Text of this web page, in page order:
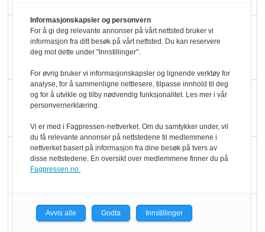
Marit Kolby vant
Økologisk Norge sin
hederspris
Blir enklere å velge
økologisk i butikkhylla
Kolonihagen sliter
Rapport: Økokundene
er klare! Er markedet
Informasjonskapsler og personvern
For å gi deg relevante annonser på vårt nettsted bruker vi
informasjon fra ditt besøk på vårt nettsted. Du kan reservere
deg mot dette under "Innstillinger".
For øvrig bruker vi informasjonskapsler og lignende verktøy for
analyse, for å sammenligne nettlesere, tilpasse innhold til deg
og for å utvikle og tilby nødvendig funksjonalitet. Les mer i vår
personvernerklæring.
Vi er med i Fagpressen-nettverket. Om du samtykker under, vil
du få relevante annonser på nettstedene til medlemmene i
nettverket basert på informasjon fra dine besøk på tvers av
disse nettstedene. En oversikt over medlemmene finner du på
Fagpressen.no.
Avvis alle Godta Innstillinger